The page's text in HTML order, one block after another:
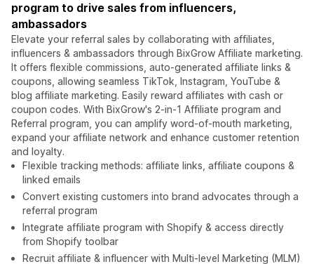
program to drive sales from influencers,
ambassadors
Elevate your referral sales by collaborating with affiliates,
influencers & ambassadors through BixGrow Affiliate marketing.
It offers flexible commissions, auto-generated affiliate links &
coupons, allowing seamless TikTok, Instagram, YouTube &
blog affiliate marketing. Easily reward affiliates with cash or
coupon codes. With BixGrow's 2-in-1 Affiliate program and
Referral program, you can amplify word-of-mouth marketing,
expand your affiliate network and enhance customer retention
and loyalty.
Flexible tracking methods: affiliate links, affiliate coupons &
linked emails
Convert existing customers into brand advocates through a
referral program
Integrate affiliate program with Shopify & access directly
from Shopify toolbar
Recruit affiliate & influencer with Multi-level Marketing (MLM)